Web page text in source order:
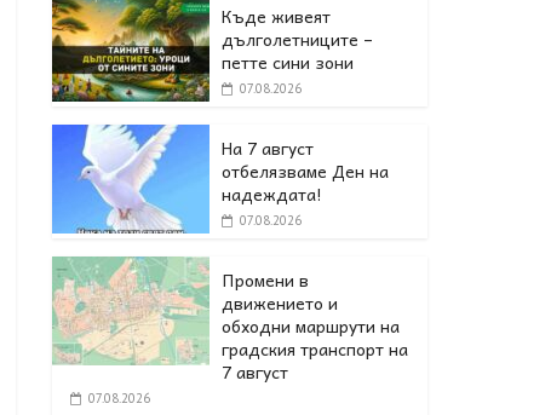
Къде живеят
дълголетниците –
петте сини зони
07.08.2026
На 7 август
отбелязваме Ден на
надеждата!
07.08.2026
Промени в
движението и
обходни маршрути на
градския транспорт на
7 август
07.08.2026